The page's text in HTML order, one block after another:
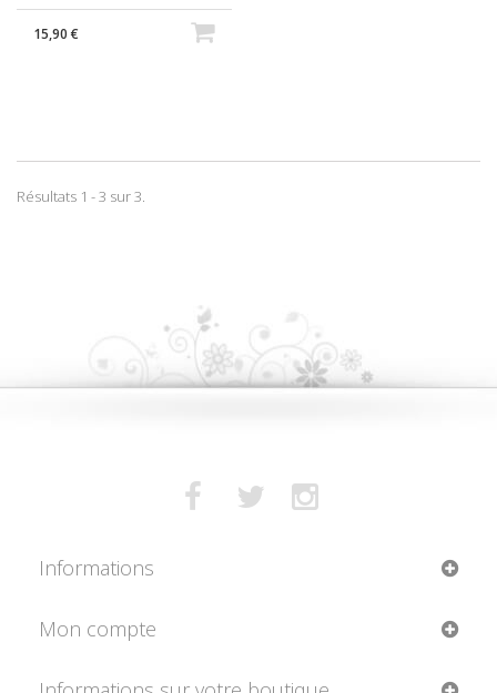
15,90 €
Résultats 1 - 3 sur 3.
Informations
Mon compte